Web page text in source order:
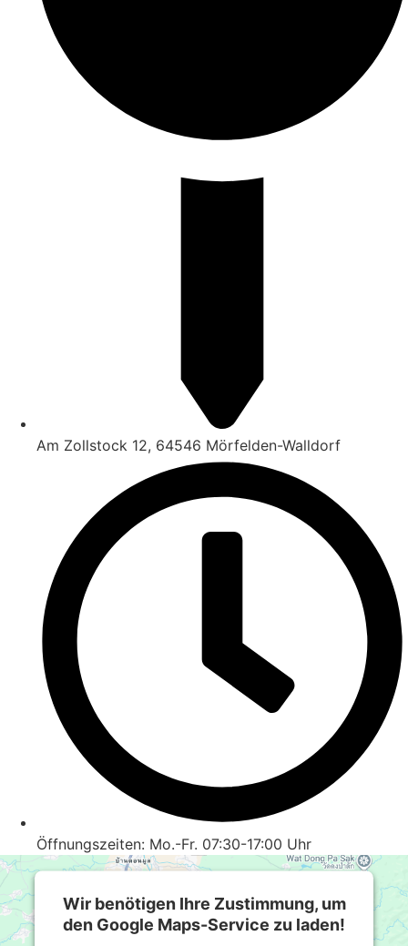
Am Zollstock 12, 64546 Mörfelden-Walldorf
Öffnungszeiten: Mo.-Fr. 07:30-17:00 Uhr
Wir benötigen Ihre Zustimmung, um
den Google Maps-Service zu laden!